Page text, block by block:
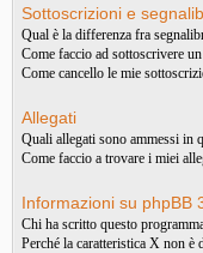
Sottoscrizioni e
Qual è la differenza fra
Come faccio ad sottoscrivere
Come cancello le mie
Allegati
Quali allegati sono ammessi in
Come faccio a trovare i miei
Informazioni su phpBB
Chi ha scritto questo
Perché la caratteristica X non è